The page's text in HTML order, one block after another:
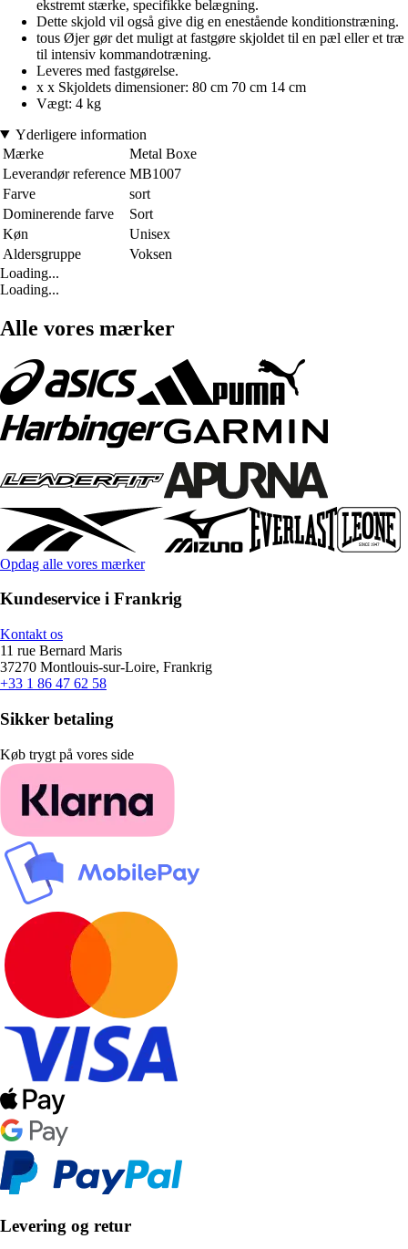
ekstremt stærke, specifikke belægning.
Dette skjold vil også give dig en enestående konditionstræning.
tous Øjer gør det muligt at fastgøre skjoldet til en pæl eller et træ
til intensiv kommandotræning.
Leveres med fastgørelse.
x x Skjoldets dimensioner: 80 cm 70 cm 14 cm
Vægt: 4 kg
Yderligere information
Mærke
Metal Boxe
Leverandør reference MB1007
Farve
sort
Dominerende farve
Sort
Køn
Unisex
Aldersgruppe
Voksen
Loading...
Loading...
Alle vores mærker
Opdag alle vores mærker
Kundeservice i Frankrig
Kontakt os
11 rue Bernard Maris
37270 Montlouis-sur-Loire, Frankrig
+33 1 86 47 62 58
Sikker betaling
Køb trygt på vores side
Levering og retur